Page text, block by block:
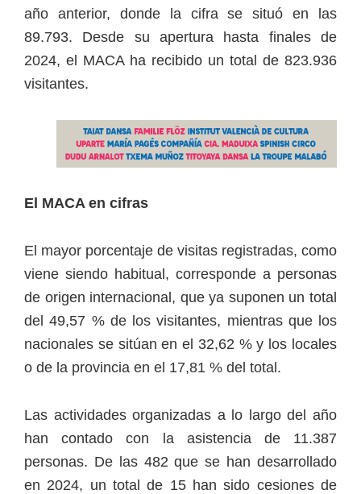
año anterior, donde la cifra se situó en las
89.793. Desde su apertura hasta finales de
2024, el MACA ha recibido un total de 823.936
visitantes.
El MACA en cifras
El mayor porcentaje de visitas registradas, como
viene siendo habitual, corresponde a personas
de origen internacional, que ya suponen un total
del 49,57 % de los visitantes, mientras que los
nacionales se sitúan en el 32,62 % y los locales
o de la provincia en el 17,81 % del total.
Las actividades organizadas a lo largo del año
han contado con la asistencia de 11.387
personas. De las 482 que se han desarrollado
en 2024, un total de 15 han sido cesiones de